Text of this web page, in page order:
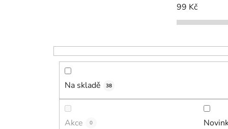
99 Kč
Na skladě 38
Akce 0